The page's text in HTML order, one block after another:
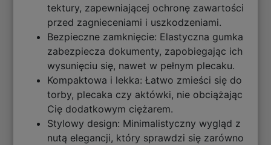
tektury, zapewniającej ochronę zawartości
przed zagnieceniami i uszkodzeniami.
Bezpieczne zamknięcie: Elastyczna gumka
zabezpiecza dokumenty, zapobiegając ich
wysunięciu się, nawet w pełnym plecaku.
Kompaktowa i lekka: Łatwo zmieści się do
torby, plecaka czy aktówki, nie obciążając
Cię dodatkowym ciężarem.
Stylowy design: Minimalistyczny wygląd z
nutą elegancji, który sprawdzi się zarówno